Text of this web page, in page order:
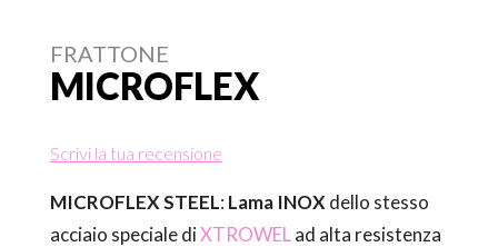
FRATTONE
MICROFLEX
Scrivi la tua recensione
MICROFLEX STEEL: Lama INOX dello stesso
acciaio speciale diXTROWELad alta resistenza